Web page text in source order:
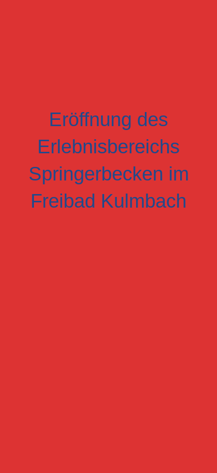
Eröffnung des
Erlebnisbereichs
Springerbecken im
Freibad Kulmbach